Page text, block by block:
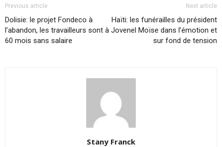
Previous article
Dolisie: le projet Fondeco à
l’abandon, les travailleurs sont à
60 mois sans salaire
Next article
Haïti: les funérailles du président
Jovenel Moïse dans l’émotion et
sur fond de tension
Stany Franck